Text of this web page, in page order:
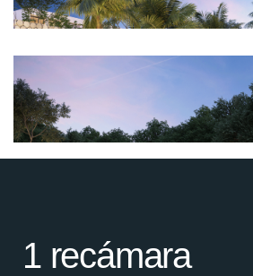
1 recámara